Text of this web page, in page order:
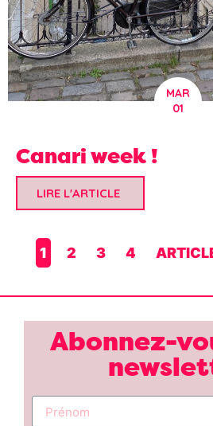
MAR
01
Canari week !
LIRE L'ARTICLE
1 2 3 4
Abonnez-